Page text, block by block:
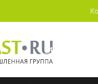
+7 (812) 409-37-44